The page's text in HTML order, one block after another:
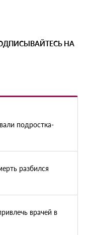
НА
подростка-
разбился
врачей в